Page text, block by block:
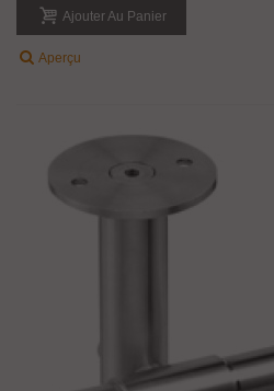
Ajouter Au Panier
Aperçu